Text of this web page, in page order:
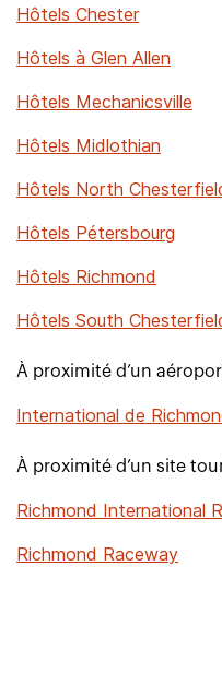
Hôtels Chester
Hôtels à Glen Allen
Hôtels Mechanicsville
Hôtels Midlothian
Hôtels North
Hôtels Pétersbourg
Hôtels Richmond
Hôtels South
À proximité d’un
International de
À proximité d’un site
Richmond International
Richmond Raceway